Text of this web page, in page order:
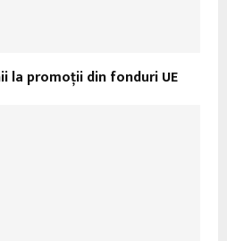
la promoții din fonduri UE